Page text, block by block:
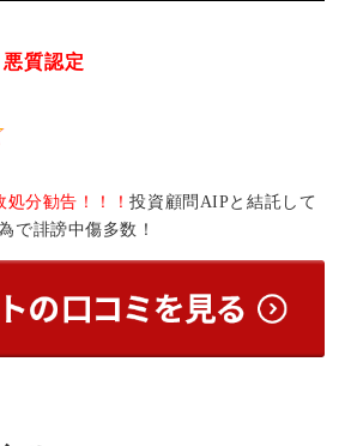
悪質認定
処分勧告！！！投資顧問AIPと結託して
で誹謗中傷多数！